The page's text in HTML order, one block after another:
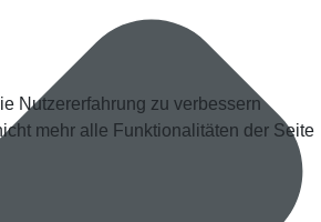
Nutzererfahrung zu verbessern
mehr alle Funktionalitäten der Seite